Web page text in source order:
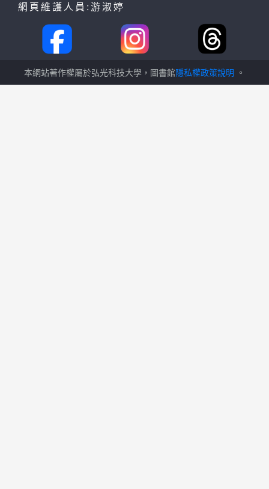
網頁維護人員:游淑婷
本網站著作權屬於弘光科技大學，圖書館隱私權政策說明 。